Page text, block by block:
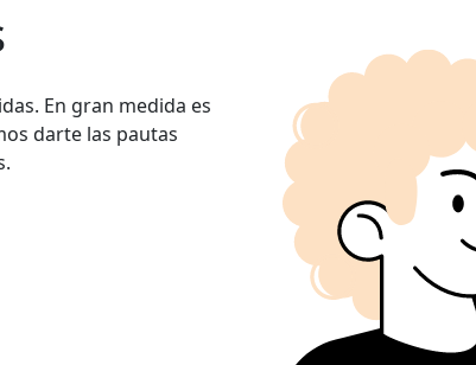
En gran medida es
darte las pautas